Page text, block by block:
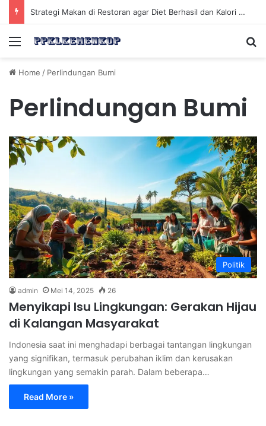
Strategi Makan di Restoran agar Diet Berhasil dan Kalori Tetap Terkontrol
Menu
Home / Perlindungan Bumi
Perlindungan Bumi
Politik
admin Mei 14, 2025 26
Menyikapi Isu Lingkungan: Gerakan Hijau
di Kalangan Masyarakat
Indonesia saat ini menghadapi berbagai tantangan lingkungan
yang signifikan, termasuk perubahan iklim dan kerusakan
lingkungan yang semakin parah. Dalam beberapa…
Read More »